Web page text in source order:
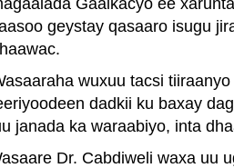
geystay qasaaro isugu
wuxuu tacsi
dadkii ku baxay
janada ka waraabiyo, inta
Dr. Cabdiweli waxa uu